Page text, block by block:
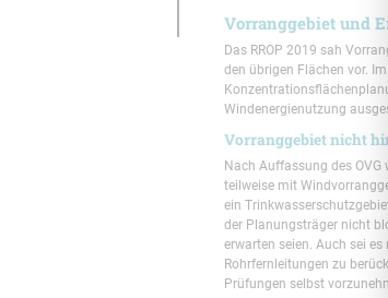
Vorranggebiet und
Das RROP 2019 sah
den übrigen Flächen vor.
Windenergienutzung
Vorranggebiet nicht
Nach Auffassung des
teilweise mit
ein
der Planungsträger nicht
erwarten seien. Auch sei
Rohrfernleitungen zu
Prüfungen selbst